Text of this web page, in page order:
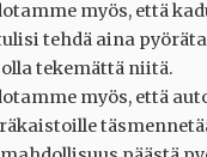
myös, että
tehdä aina
tekemättä niitä.
myös, että